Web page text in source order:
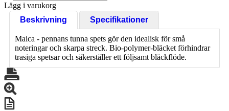
Lägg i varukorg
Beskrivning
Specifikationer
Maica - pennans tunna spets gör den idealisk för små
noteringar och skarpa streck. Bio-polymer-bläcket förhindrar
trasiga spetsar och säkerställer ett följsamt bläckflöde.